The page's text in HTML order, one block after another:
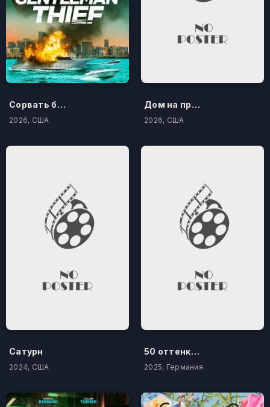
Сорвать банк 3: Вор-джентльмен
2026, США
Дом на проклятом холме
2026, США
Сатурн
2024, США
50 оттенков бестселлера
2025, Германия